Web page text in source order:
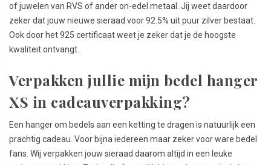
of juwelen van RVS of ander on-edel metaal. Jij weet daardoor
zeker dat jouw nieuwe sieraad voor 92.5% uit puur zilver bestaat.
Ook door het 925 certificaat weet je zeker dat je de hoogste
kwaliteit ontvangt.
Verpakken jullie mijn bedel hanger
XS in cadeauverpakking?
Een hanger om bedels aan een ketting te dragen is natuurlijk een
prachtig cadeau. Voor bijna iedereen maar zeker voor ware bedel
fans. Wij verpakken jouw sieraad daarom altijd in een leuke